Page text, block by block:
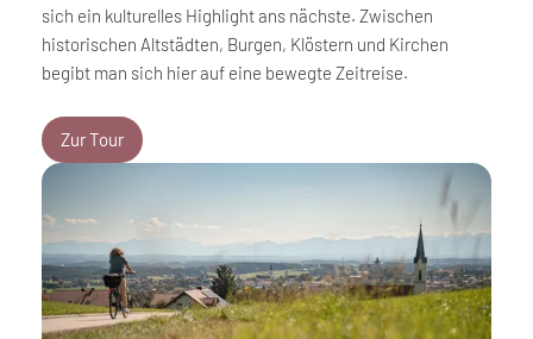
sich ein kulturelles Highlight ans nächste. Zwischen
historischen Altstädten, Burgen, Klöstern und Kirchen
begibt man sich hier auf eine bewegte Zeitreise.
Zur Tour